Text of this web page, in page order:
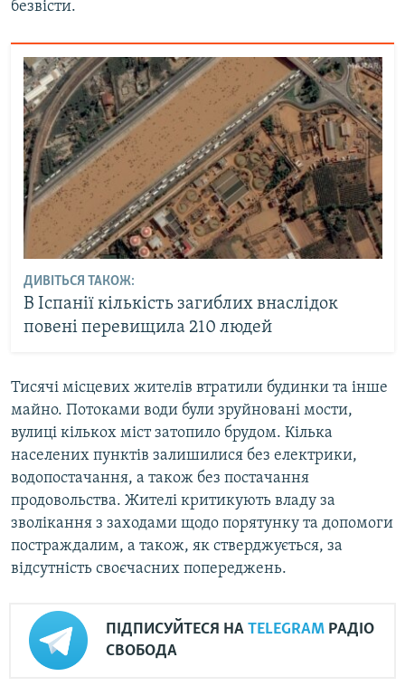
безвісти.
ДИВІТЬСЯ ТАКОЖ:
В Іспанії кількість загиблих внаслідок
повені перевищила 210 людей
Тисячі місцевих жителів втратили будинки та інше
майно. Потоками води були зруйновані мости,
вулиці кількох міст затопило брудом. Кілька
населених пунктів залишилися без електрики,
водопостачання, а також без постачання
продовольства. Жителі критикують владу за
зволікання з заходами щодо порятунку та допомоги
постраждалим, а також, як стверджується, за
відсутність своєчасних попереджень.
ПІДПИСУЙТЕСЯ НА TELEGRAM РАДІО
СВОБОДА